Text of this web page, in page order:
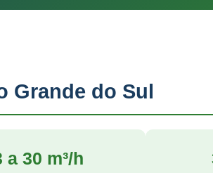
Grande do Sul
a 30 m³/h